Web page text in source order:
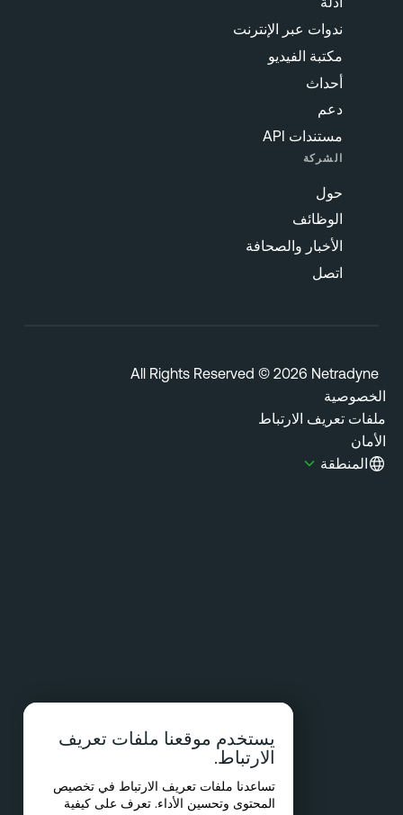
ندوات عبر الإنترنت
مكتبة الفيديو
أحداث
مستندات API
الشركة
الوظائف
الأخبار والصحافة
اتصل
All Rights Reserved © 2026
تعريف الارتباط
المنطقة
يستخدم موقعنا ملفات تعريف
الارتباط.
تساعدنا ملفات تعريف الارتباط في تخصيص
المحتوى وتحسين الأداء. تعرف على كيفية